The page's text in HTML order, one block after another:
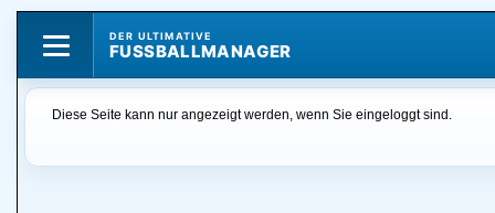
DER ULTIMATIVE
FUSSBALLMANAGER
Diese Seite kann nur angezeigt werden, wenn Sie eingeloggt sind.